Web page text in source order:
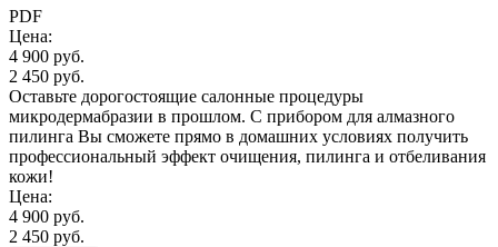
PDF
Цена:
4 900 руб.
2 450 руб.
Оставьте дорогостоящие салонные процедуры
микродермабразии в прошлом. С прибором для алмазного
пилинга Вы сможете прямо в домашних условиях получить
профессиональный эффект очищения, пилинга и отбеливания
кожи!
Цена:
4 900 руб.
2 450 руб.